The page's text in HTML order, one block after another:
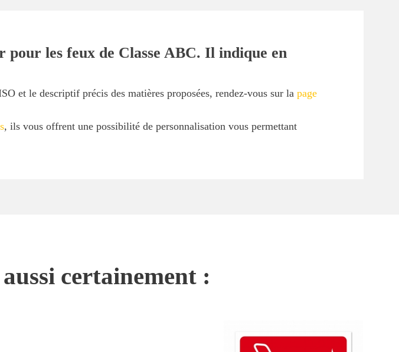
pour les feux de Classe ABC. Il indique en
et le descriptif précis des matières proposées, rendez-vous sur la page
, ils vous offrent une possibilité de personnalisation vous permettant
certainement :